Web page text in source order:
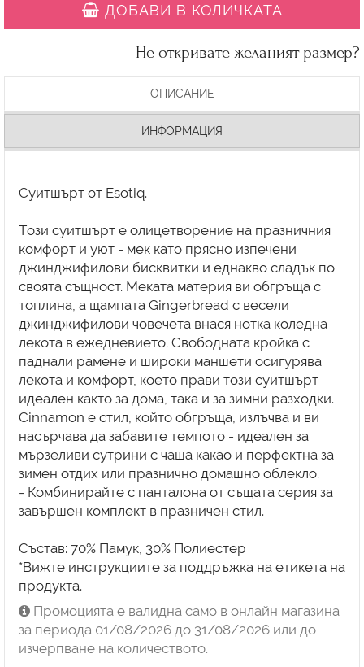
ДОБАВИ В КОЛИЧКАТА
Не откривате желаният размер?
ОПИСАНИЕ
ИНФОРМАЦИЯ
Суитшърт от Esotiq.
Tози суитшърт е олицетворение на празничния
комфорт и уют - мек като прясно изпечени
джинджифилови бисквитки и еднакво сладък по
своята същност. Меката материя ви обгръща с
топлина, а щампата Gingerbread с весели
джинджифилови човечета внася нотка коледна
лекота в ежедневието. Свободната кройка с
паднали рамене и широки маншети осигурява
лекота и комфорт, което прави този суитшърт
идеален както за дома, така и за зимни разходки.
Cinnamon е стил, който обгръща, излъчва и ви
насърчава да забавите темпото - идеален за
мързеливи сутрини с чаша какао и перфектна за
зимен отдих или празнично домашно облекло.
- Комбинирайте с панталона от същата серия за
завършен комплект в празничен стил.
Състав: 70% Памук, 30% Полиестер
*Вижте инструкциите за поддръжка на етикета на
Промоцията е валидна само в онлайн магазина
за периода 01/08/2026 до 31/08/2026 или до
изчерпване на количеството.